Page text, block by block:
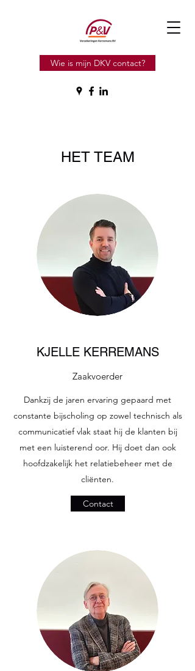
Wie is mijn DKV contact?
HET TEAM
KJELLE KERREMANS
Zaakvoerder
Dankzij de jaren ervaring gepaard met
constante bijscholing op zowel technisch als
communicatief vlak staat hij de klanten bij
met een luisterend oor. Hij doet dan ook
hoofdzakelijk het relatiebeheer met de
cliënten.
Contact